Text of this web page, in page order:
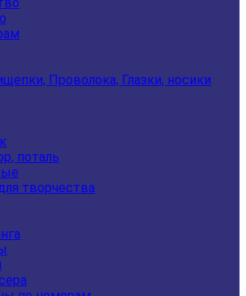
Проволока, Глазки, носики
поталь
творчества